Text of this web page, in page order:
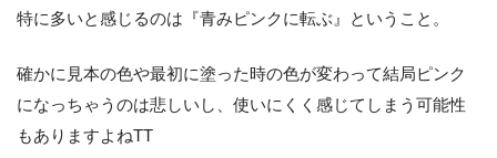
特に多いと感じるのは『青みピンクに転ぶ』ということ。
確かに見本の色や最初に塗った時の色が変わって結局ピンク
になっちゃうのは悲しいし、使いにくく感じてしまう可能性
もありますよねTT